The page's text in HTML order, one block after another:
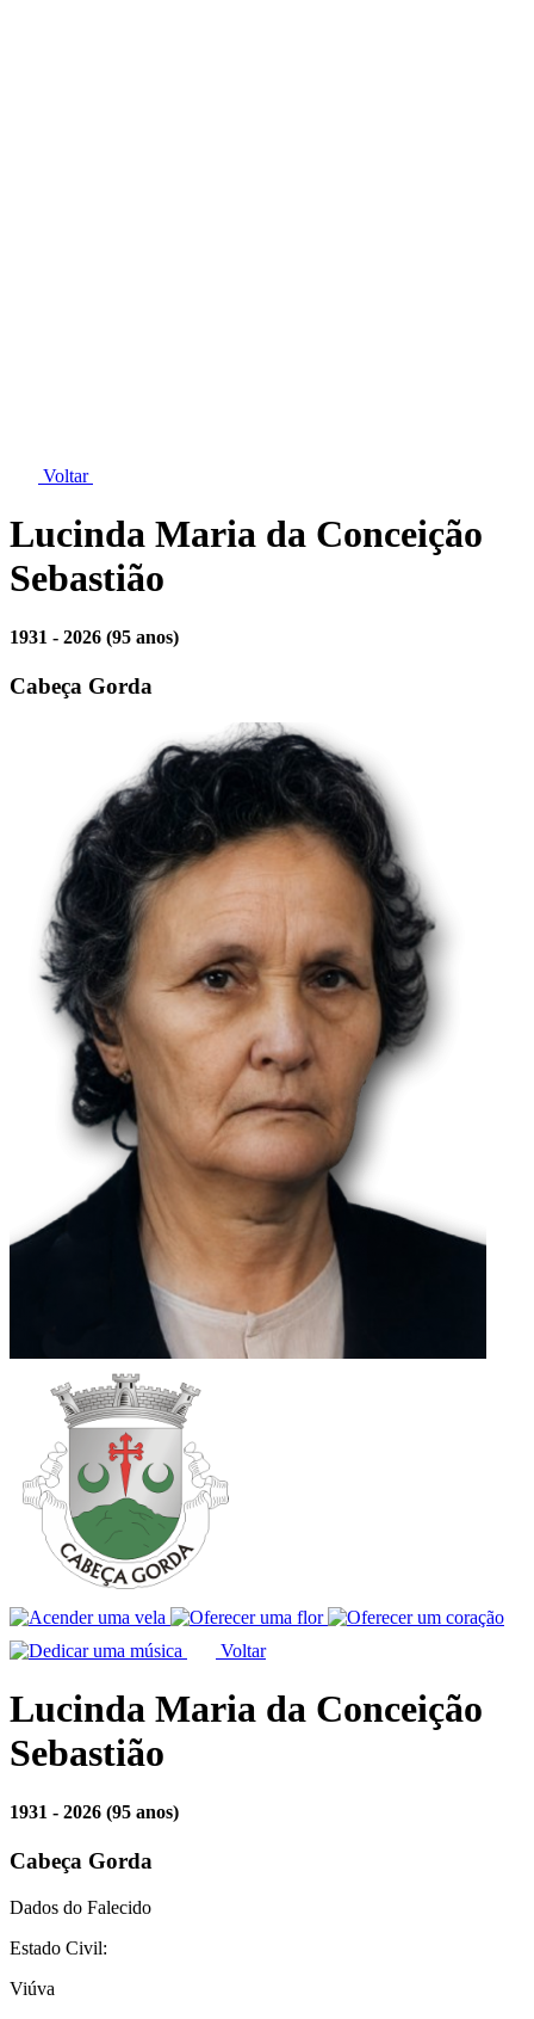
Voltar
Lucinda Maria da Conceição
Sebastião
1931 - 2026 (95 anos)
Cabeça Gorda
Voltar
Lucinda Maria da Conceição
Sebastião
1931 - 2026 (95 anos)
Cabeça Gorda
Dados do Falecido
Estado Civil:
Viúva